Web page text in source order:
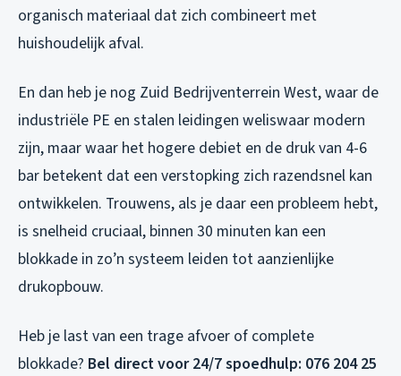
organisch materiaal dat zich combineert met
huishoudelijk afval.
En dan heb je nog Zuid Bedrijventerrein West, waar de
industriële PE en stalen leidingen weliswaar modern
zijn, maar waar het hogere debiet en de druk van 4-6
bar betekent dat een verstopking zich razendsnel kan
ontwikkelen. Trouwens, als je daar een probleem hebt,
is snelheid cruciaal, binnen 30 minuten kan een
blokkade in zo’n systeem leiden tot aanzienlijke
drukopbouw.
Heb je last van een trage afvoer of complete
blokkade? Bel direct voor 24/7 spoedhulp: 076 204 25